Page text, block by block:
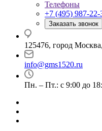
Телефоны
+7 (495) 987-22-
Заказать звонок
125476, город
info@gms1520.ru
Пн. – Пт.: с 9:00 до